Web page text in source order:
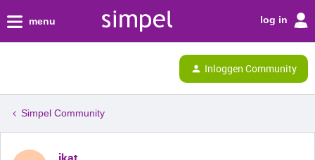
menu log in
Inloggen Community
Simpel Community